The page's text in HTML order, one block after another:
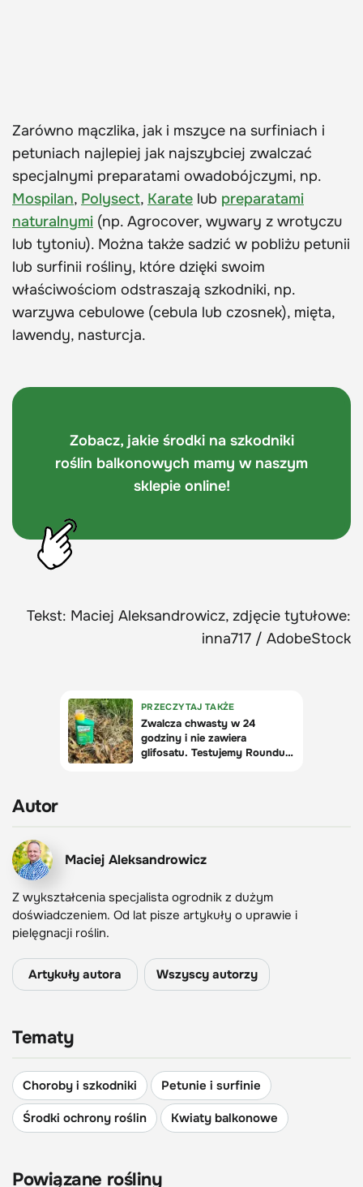
Zarówno mączlika, jak i mszyce na surfiniach i
petuniach najlepiej jak najszybciej zwalczać
specjalnymi preparatami owadobójczymi, np.
Mospilan, Polysect, Karate lub preparatami
naturalnymi (np. Agrocover, wywary z wrotyczu
lub tytoniu). Można także sadzić w pobliżu petunii
lub surfinii rośliny, które dzięki swoim
właściwościom odstraszają szkodniki, np.
warzywa cebulowe (cebula lub czosnek), mięta,
lawendy, nasturcja.
Zobacz, jakie środki na szkodniki
roślin balkonowych mamy w naszym
sklepie online!
Tekst: Maciej Aleksandrowicz, zdjęcie tytułowe:
inna717 / AdobeStock
Autor
Maciej Aleksandrowicz
Z wykształcenia specjalista ogrodnik z dużym
doświadczeniem. Od lat pisze artykuły o uprawie i
pielęgnacji roślin.
Artykuły autora Wszyscy autorzy
Tematy
Choroby i szkodniki
Petunie i surfinie
Środki ochrony roślin
Kwiaty balkonowe
Powiązane rośliny